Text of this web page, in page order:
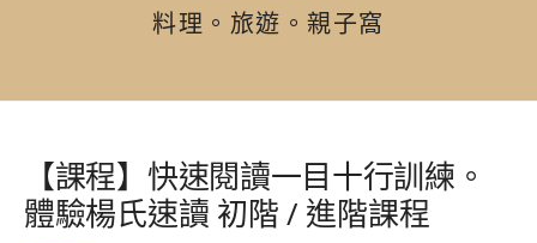
料理。旅遊。親子窩
【課程】快速閱讀一目十行訓練。
體驗楊氏速讀 初階 / 進階課程